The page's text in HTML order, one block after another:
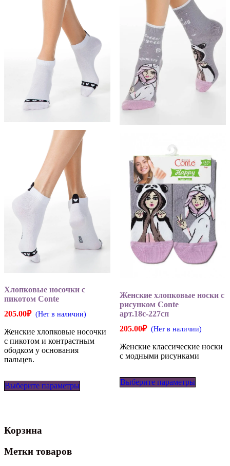
товара.
выбрать
на
странице
товара.
Хлопковые носочки с
пикотом Conte
205.00₽(Нет в наличии)
Женские хлопковые носочки
с пикотом и контрастным
ободком у основания
пальцев.
Выберите параметры
Женские хлопковые носки с
рисунком Conte
арт.18с-227сп
205.00₽(Нет в наличии)
Женские классические носки
с модными рисунками
Выберите параметры
Корзина
Метки товаров